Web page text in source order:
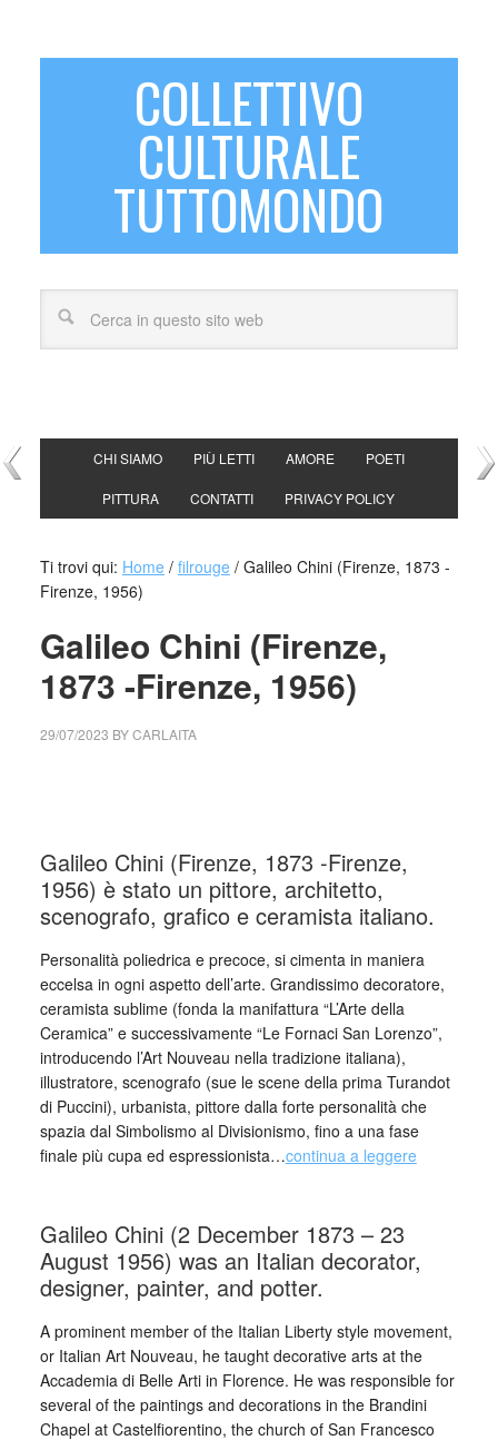
COLLETTIVO
CULTURALE
TUTTOMONDO
CHI SIAMO PIÙ LETTI AMORE POETI
PITTURA CONTATTI PRIVACY POLICY
Ti trovi qui: Home / filrouge /Galileo Chini (Firenze, 1873 -
Firenze, 1956)
Galileo Chini (Firenze,
1873 -Firenze, 1956)
29/07/2023 BYCARLAITA
Galileo Chini (Firenze, 1873 -Firenze,
1956) è stato un pittore, architetto,
scenografo, grafico e ceramista italiano.
Personalità poliedrica e precoce, si cimenta in maniera
eccelsa in ogni aspetto dell’arte. Grandissimo decoratore,
ceramista sublime (fonda la manifattura “L’Arte della
Ceramica” e successivamente “Le Fornaci San Lorenzo”,
introducendo l’Art Nouveau nella tradizione italiana),
illustratore, scenografo (sue le scene della prima Turandot
di Puccini), urbanista, pittore dalla forte personalità che
spazia dal Simbolismo al Divisionismo, fino a una fase
finale più cupa ed espressionista…continua a leggere
Galileo Chini (2 December 1873 – 23
August 1956) was an Italian decorator,
designer, painter, and potter.
A prominent member of the Italian Liberty style movement,
or Italian Art Nouveau, he taught decorative arts at the
Accademia di Belle Arti in Florence. He was responsible for
several of the paintings and decorations in the Brandini
Chapel at Castelfiorentino, the church of San Francesco